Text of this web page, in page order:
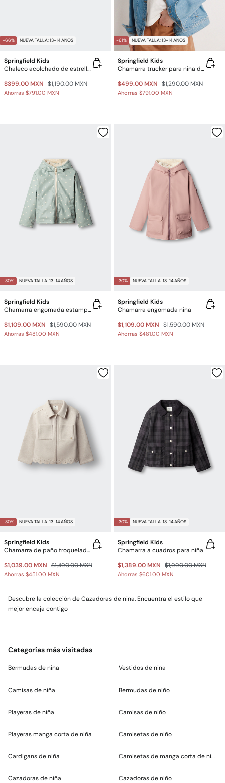
-66% NUEVA TALLA: 13-14 AÑOS
Springfield Kids
Chaleco acolchado de estrella para niña
$399.00 MXN $1,190.00 MXN
Ahorras $791.00 MXN
-61% NUEVA TALLA: 13-14 AÑOS
Springfield Kids
Chamarra trucker para niña de mezclilla con margaritas
$499.00 MXN $1,290.00 MXN
Ahorras $791.00 MXN
-30% NUEVA TALLA: 13-14 AÑOS
Springfield Kids
Chamarra engomada estampada niña
$1,109.00 MXN $1,590.00 MXN
Ahorras $481.00 MXN
-30% NUEVA TALLA: 13-14 AÑOS
Springfield Kids
Chamarra engomada niña
$1,109.00 MXN $1,590.00 MXN
Ahorras $481.00 MXN
-30% NUEVA TALLA: 13-14 AÑOS
Springfield Kids
Chamarra de paño troquelado para niña
$1,039.00 MXN $1,490.00 MXN
Ahorras $451.00 MXN
-30% NUEVA TALLA: 13-14 AÑOS
Springfield Kids
Chamarra a cuadros para niña
$1,389.00 MXN $1,990.00 MXN
Ahorras $601.00 MXN
Descubre la colección de Cazadoras de niña. Encuentra el estilo que
mejor encaja contigo
Categorías más visitadas
Bermudas de niña
Camisas de niña
Playeras de niña
Playeras manga corta de niña
Cardigans de niña
Cazadoras de niña
Vestidos de niña
Bermudas de niño
Camisas de niño
Camisetas de niño
Camisetas de manga corta de niño
Cazadoras de niño